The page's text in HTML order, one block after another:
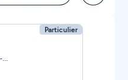
Particulier
Saint-Jean-de-Galaure (La Motte-de-Galaure)